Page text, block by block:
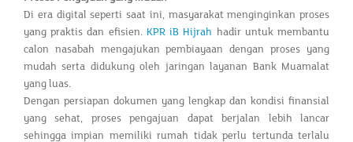
Di era digital seperti saat ini, masyarakat menginginkan proses
yang praktis dan efisien. KPR iB Hijrah hadir untuk membantu
calon nasabah mengajukan pembiayaan dengan proses yang
mudah serta didukung oleh jaringan layanan Bank Muamalat
yang luas.
Dengan persiapan dokumen yang lengkap dan kondisi finansial
yang sehat, proses pengajuan dapat berjalan lebih lancar
sehingga impian memiliki rumah tidak perlu tertunda terlalu